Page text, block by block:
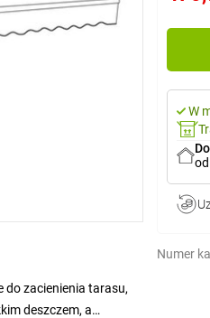
W
Numer
do zacienienia tarasu,
deszczem, a